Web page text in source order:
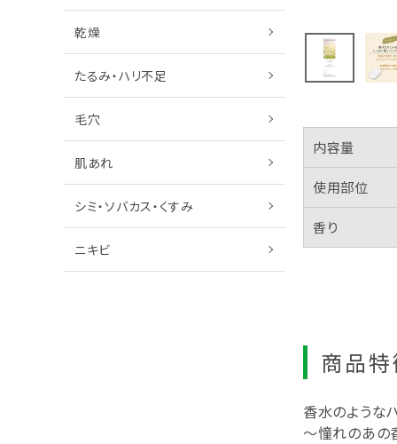
乾燥
たるみ・ハリ不足
毛穴
肌あれ
シミ・ソバカス・くすみ
ニキビ
内容量
使用部位
香り
商品
香水のような
～憧れのあの